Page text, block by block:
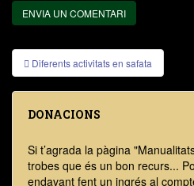
Diferents activitats en safata
DONACIONS
Si t’agrada la pàgina
trobes que és un bon recurs...
endavant fent un ingrés al